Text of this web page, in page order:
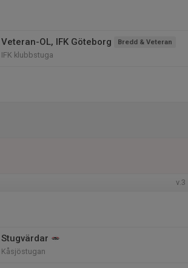
Veteran-OL, IFK Göteborg Bredd & Veteran
IFK klubbstuga
v.3
Stugvärdar
Kåsjöstugan